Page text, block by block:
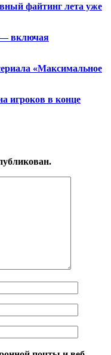
файтинг лета уже
— включая
«Максимальное
игроков в конце